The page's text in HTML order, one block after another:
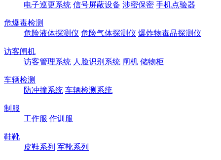
电子巡更系统 信号屏蔽设备 涉密保密 手机点验器
危爆毒检测
危险液体探测仪 危险气体探测仪 爆炸物毒品探测仪
访客闸机
访客管理系统 人脸识别系统 闸机 储物柜
车辆检测
防冲撞系统 车辆检测系统
制服
工作服 作训服
鞋靴
皮鞋系列 军靴系列